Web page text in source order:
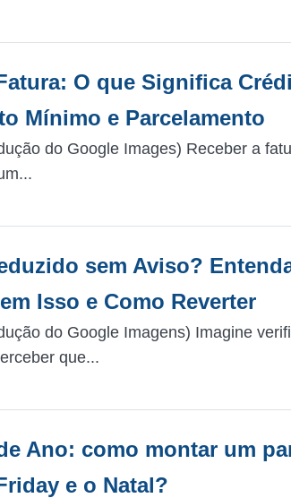
O que Significa
Mínimo e Parcelamento
do Google Images) Receber a
sem Aviso?
Isso e Como Reverter
do Google Imagens) Imagine
que...
Ano: como montar um
e o Natal?